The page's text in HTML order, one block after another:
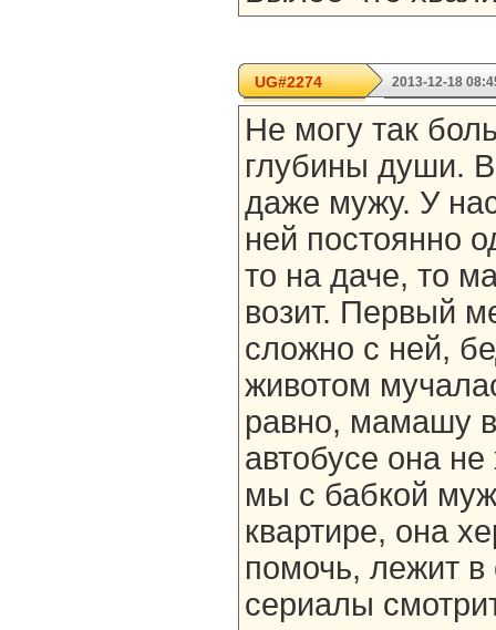
UG#2274 2013-12-18
Не могу так
глубины души.
даже мужу. У
ней постоянно
то на даче, то
возит. Первый
сложно с ней,
животом
равно, мамашу
автобусе она
мы с бабкой
квартире, она
помочь, лежит в
сериалы